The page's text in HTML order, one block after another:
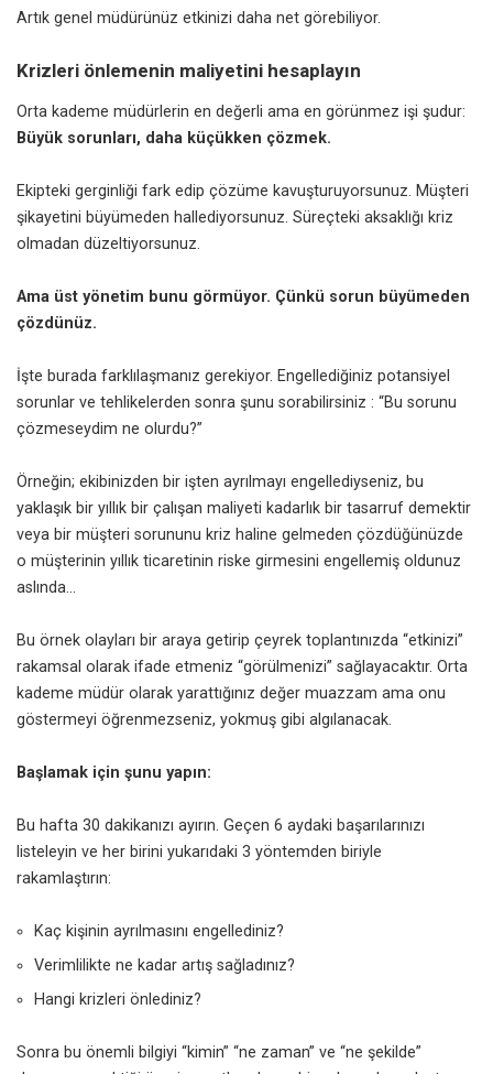
Artık genel müdürünüz etkinizi daha net görebiliyor.
Krizleri önlemenin maliyetini hesaplayın
Orta kademe müdürlerin en değerli ama en görünmez işi şudur:
Büyük sorunları, daha küçükken çözmek.
Ekipteki gerginliği fark edip çözüme kavuşturuyorsunuz. Müşteri
şikayetini büyümeden hallediyorsunuz. Süreçteki aksaklığı kriz
olmadan düzeltiyorsunuz.
Ama üst yönetim bunu görmüyor. Çünkü sorun büyümeden
çözdünüz.
İşte burada farklılaşmanız gerekiyor. Engellediğiniz potansiyel
sorunlar ve tehlikelerden sonra şunu sorabilirsiniz : “Bu sorunu
çözmeseydim ne olurdu?”
Örneğin; ekibinizden bir işten ayrılmayı engellediyseniz, bu
yaklaşık bir yıllık bir çalışan maliyeti kadarlık bir tasarruf demektir
veya bir müşteri sorununu kriz haline gelmeden çözdüğünüzde
o müşterinin yıllık ticaretinin riske girmesini engellemiş oldunuz
aslında…
Bu örnek olayları bir araya getirip çeyrek toplantınızda “etkinizi”
rakamsal olarak ifade etmeniz “görülmenizi” sağlayacaktır. Orta
kademe müdür olarak yarattığınız değer muazzam ama onu
göstermeyi öğrenmezseniz, yokmuş gibi algılanacak.
Başlamak için şunu yapın:
Bu hafta 30 dakikanızı ayırın. Geçen 6 aydaki başarılarınızı
listeleyin ve her birini yukarıdaki 3 yöntemden biriyle
rakamlaştırın:
Kaç kişinin ayrılmasını engellediniz?
Verimlilikte ne kadar artış sağladınız?
Hangi krizleri önlediniz?
Sonra bu önemli bilgiyi “kimin” “ne zaman” ve “ne şekilde”